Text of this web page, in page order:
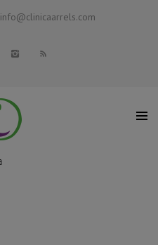
info@clinicaarrels.com